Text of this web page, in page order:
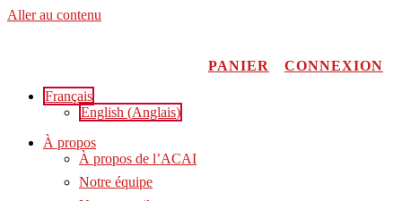
Aller au contenu
PANIER
CONNEXION
Français
English (Anglais)
À propos
À propos de l’ACAI
Notre équipe